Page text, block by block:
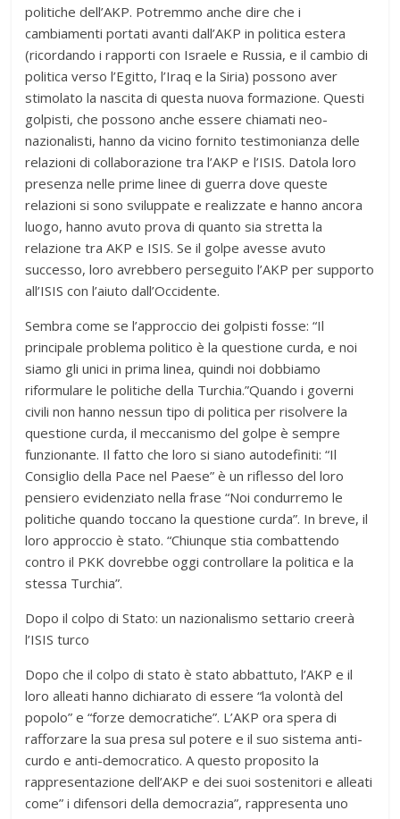
politiche dell’AKP. Potremmo anche dire che i
cambiamenti portati avanti dall’AKP in politica estera
(ricordando i rapporti con Israele e Russia, e il cambio di
politica verso l’Egitto, l’Iraq e la Siria) possono aver
stimolato la nascita di questa nuova formazione. Questi
golpisti, che possono anche essere chiamati neo-
nazionalisti, hanno da vicino fornito testimonianza delle
relazioni di collaborazione tra l’AKP e l’ISIS. Datola loro
presenza nelle prime linee di guerra dove queste
relazioni si sono sviluppate e realizzate e hanno ancora
luogo, hanno avuto prova di quanto sia stretta la
relazione tra AKP e ISIS. Se il golpe avesse avuto
successo, loro avrebbero perseguito l’AKP per supporto
all’ISIS con l’aiuto dall’Occidente.
Sembra come se l’approccio dei golpisti fosse: “Il
principale problema politico è la questione curda, e noi
siamo gli unici in prima linea, quindi noi dobbiamo
riformulare le politiche della Turchia.”Quando i governi
civili non hanno nessun tipo di politica per risolvere la
questione curda, il meccanismo del golpe è sempre
funzionante. Il fatto che loro si siano autodefiniti: “Il
Consiglio della Pace nel Paese” è un riflesso del loro
pensiero evidenziato nella frase “Noi condurremo le
politiche quando toccano la questione curda”. In breve, il
loro approccio è stato. “Chiunque stia combattendo
contro il PKK dovrebbe oggi controllare la politica e la
stessa Turchia”.
Dopo il colpo di Stato: un nazionalismo settario creerà
l’ISIS turco
Dopo che il colpo di stato è stato abbattuto, l’AKP e il
loro alleati hanno dichiarato di essere “la volontà del
popolo” e “forze democratiche”. L’AKP ora spera di
rafforzare la sua presa sul potere e il suo sistema anti-
curdo e anti-democratico. A questo proposito la
rappresentazione dell’AKP e dei suoi sostenitori e alleati
come” i difensori della democrazia”, rappresenta uno